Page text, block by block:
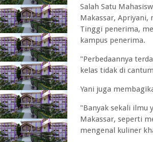
Salah Satu
Makassar, Apriyani,
Tinggi penerima,
kampus penerima.
"Perbedaannya
kelas tidak di
Yani juga
"Banyak sekali ilmu
Makassar, seperti
mengenal kuliner